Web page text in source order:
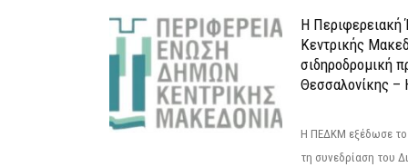
Η
Κεντρικής
σιδηροδρομική
Θεσσαλονίκης –
Η ΠΕΔΚΜ εξέδωσε το
τη συνεδρίαση του